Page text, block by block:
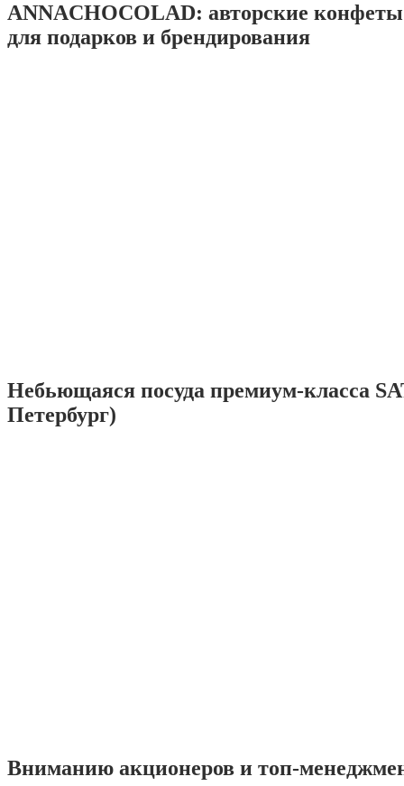
ANNACHOCOLAD: авторские
для подарков и брендирования
Небьющаяся посуда премиум-класса
Петербург)
Вниманию акционеров и топ-